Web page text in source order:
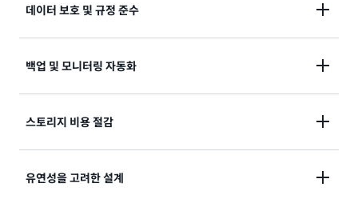
데이터 보호 및 규정 준수
Amazon Data Lifecycle Manager는 중요한 데이터에
대한 데이터 보호 계획과 함께 자동화된 프로세스 제어
화된 재해 복구 정책을 만들 수 있습니다. Amazon
Data Lifecycle Manager는 Amazon EBS 사용자가
감사 또는 규정 준수를 위해 백업을 보관할 수 있는 효과
적인 솔루션을 제공합니다. Amazon EBS의 일부인
백업 및 모니터링 자동화
AMI의 생성, 보존 및 삭제를 자동화합니다. I/O를 일시
중지하고 버퍼를 디스크로 플러시하는 사전 스크립트와
트를 제공하여 애플리케이션 정합성 보장 EBS 스냅샷의
스토리지 비용 절감
정책을 일관되게 적용하여 비용을 절감합니다.
유연성을 고려한 설계